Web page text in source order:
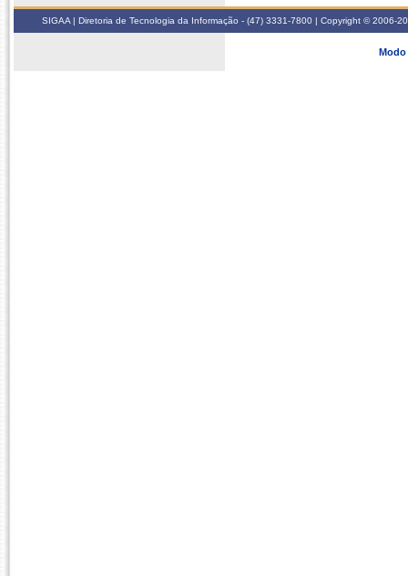
SIGAA | Diretoria de Tecnologia da Informação - (47) 3331-7800 | Copyright © 2006-
Modo